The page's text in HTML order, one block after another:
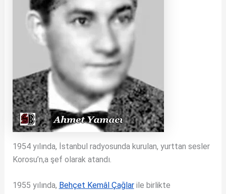
1954 yılında, İstanbul radyosunda kurulan, yurttan sesler
Korosu’n,a şef olarak atandı.
1955 yılında, Behçet Kemâl Çağlarile birlikte